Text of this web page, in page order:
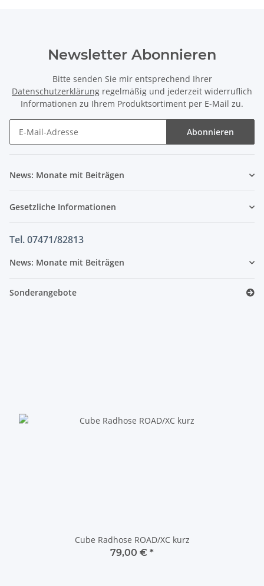
Newsletter Abonnieren
Bitte senden Sie mir entsprechend Ihrer
Datenschutzerklärung regelmäßig und jederzeit widerruflich
Informationen zu Ihrem Produktsortiment per E-Mail zu.
Abonnieren
News: Monate mit Beiträgen
Gesetzliche Informationen
Tel. 07471/82813
News: Monate mit Beiträgen
Sonderangebote
Cube Radhose ROAD/XC kurz
79,00 € *